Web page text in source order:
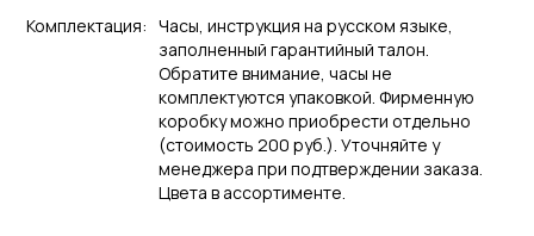
Комплектация: Часы, инструкция на русском языке,
заполненный гарантийный талон.
Обратите внимание, часы не
комплектуются упаковкой. Фирменную
коробку можно приобрести отдельно
(стоимость 200 руб.). Уточняйте у
менеджера при подтверждении заказа.
Цвета в ассортименте.